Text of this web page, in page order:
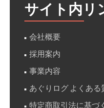
サイト内リ
会社概要
採用案内
事業内容
あぐりログ よくある
特定商取引法に基づ